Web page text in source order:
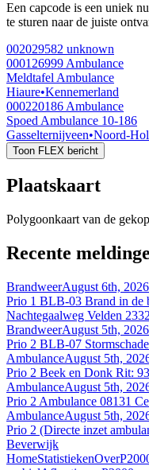
Een capcode is een uniek
te sturen naar de juiste
002029582 unknown
000126999 Ambulance
Meldtafel Ambulance
Hiaure•Kennemerland
000220186 Ambulance
Spoed Ambulance 10-186
Gasselternijveen•Noord-
Toon FLEX bericht
Plaatskaart
Polygoonkaart van de
Recente
BrandweerAugust 6th,
Prio 1 BLB-03 Brand in de
Nachtegaalweg Velden
BrandweerAugust 5th,
Prio 2 BLB-07
AmbulanceAugust 5th,
Prio 2 Beek en Donk Rit:
AmbulanceAugust 5th,
Prio 2 Ambulance 08131
AmbulanceAugust 5th,
Prio 2 (Directe inzet
Beverwijk
HomeStatistiekenOver